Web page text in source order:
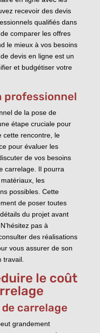
recevoir des devis
qualifiés dans
comparer les offres
le mieux à vos besoins
devis en ligne est un
et budgétiser votre
professionnel
de la pose de
étape cruciale pour
cette rencontre, le
pour évaluer les
de vos besoins
carrelage. Il pourra
les
possibles. Cette
de poser toutes
du projet avant
pas à
des réalisations
vous assurer de son
travail.
le coût
carrelage
grandement